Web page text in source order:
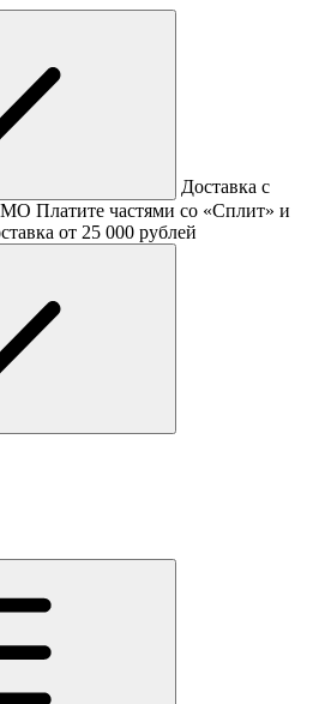
Доставка с
МО Платите частями со «Сплит» и
от 25 000 рублей